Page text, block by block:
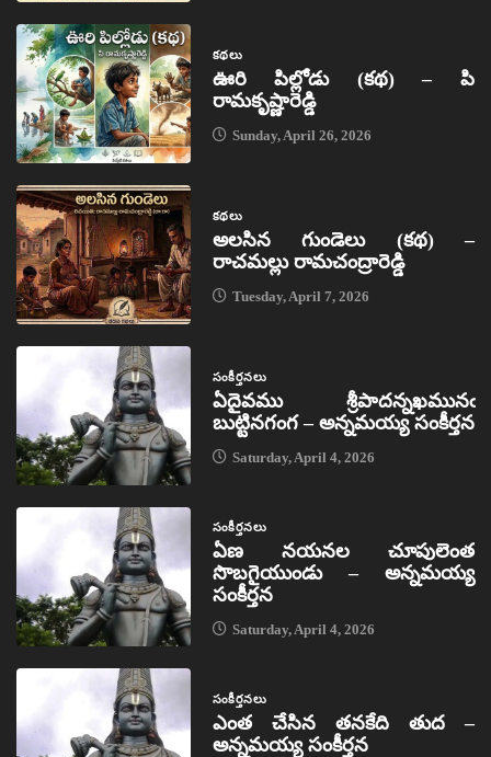
కథలు
ఊరి పిల్లోడు (కథ) – పి
రామకృష్ణారెడ్డి
Sunday, April 26, 2026
కథలు
అలసిన గుండెలు (కథ) –
రాచమల్లు రామచంద్రారెడ్డి
Tuesday, April 7, 2026
సంకీర్తనలు
ఏదైవము శ్రీపాదన్నఖమునఁ
బుట్టినగంగ – అన్నమయ్య సంకీర్తన
Saturday, April 4, 2026
సంకీర్తనలు
ఏణ నయనల చూపులెంత
సొబగైయుండు – అన్నమయ్య
సంకీర్తన
Saturday, April 4, 2026
సంకీర్తనలు
ఎంత చేసిన తనకేది తుద –
అన్నమయ్య సంకీర్తన